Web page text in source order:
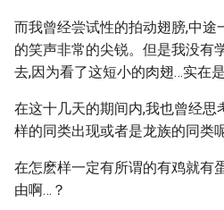
而我曾经尝试性的拍动翅膀,中途
的笑声非常的尖锐。但是我没有
去,因为看了这短小的肉翅…实在是
在这十几天的期间内,我也曾经思
样的同类出现或者是龙族的同类
在怎麽样一定有所谓的有鸡就有
由啊…？